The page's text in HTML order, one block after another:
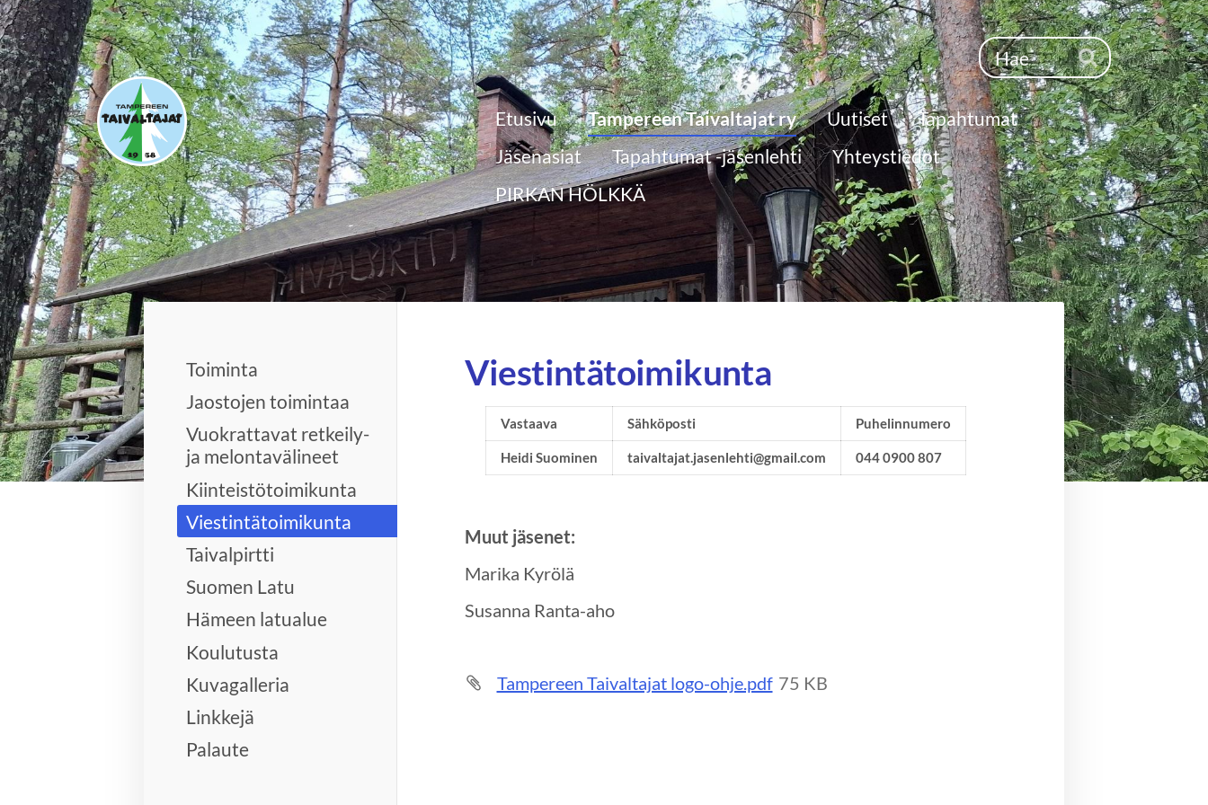
Siirry
sivun
sisältöön
Haku
Hae
Tampereen Taivaltajat ry Etusivu Tampereen Taivaltajat ry Uutiset
Tapahtumat
Jäsenasiat
Tapahtumat -jäsenlehti
Yhteystiedot
PIRKAN HÖLKKÄ
Toiminta
Jaostojen toimintaa
Vuokrattavat retkeily-
ja melontavälineet
Kiinteistötoimikunta
Viestintätoimikunta
Taivalpirtti
Suomen Latu
Hämeen latualue
Koulutusta
Kuvagalleria
Linkkejä
Palaute
Viestintätoimikunta
Vastaava Sähköposti Puhelinnumero
Heidi Suominen taivaltajat.jasenlehti@gmail.com 044 0900 807
Muut jäsenet:
Marika Kyrölä
Susanna Ranta-aho
Tampereen Taivaltajat logo-ohje.pdf 75 KB